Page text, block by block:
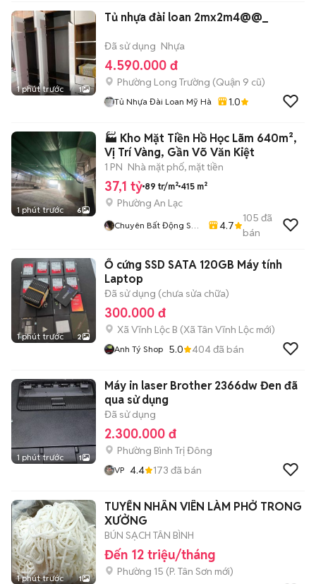
1 phút trước 1
Tủ nhựa đài loan 2mx2m4@@_
Đã sử dụng Nhựa
4.590.000 đ
Phường Long Trường (Quận 9 cũ)
Tủ Nhựa Đài Loan Mỹ Hà 1.0
1 phút trước 6
🏭 Kho Mặt Tiền Hồ Học Lãm 640m²,
Vị Trí Vàng, Gần Võ Văn Kiệt
1 PN Nhà mặt phố, mặt tiền
37,1 tỷ 89 tr/m² 415 m²
Phường An Lạc
Chuyên Bất Động Sản
Kho Xưởng)
4.7
105 đã
bán
1 phút trước 2
Ổ cứng SSD SATA 120GB Máy tính
Laptop
Đã sử dụng (chưa sửa chữa)
300.000 đ
Xã Vĩnh Lộc B (Xã Tân Vĩnh Lộc mới)
Anh Tý Shop 5.0 404đã bán
1 phút trước 1
Máy in laser Brother 2366dw Đen đã
qua sử dụng
Đã sử dụng
2.300.000 đ
Phường Bình Trị Đông
VP 4.4 173 đã bán
1 phút trước 1
TUYỂN NHÂN VIÊN LÀM PHỞ TRONG
XƯỞNG
BÚN SẠCH TÂN BÌNH
Đến 12 triệu/tháng
Phường 15 (P. Tân Sơn mới)